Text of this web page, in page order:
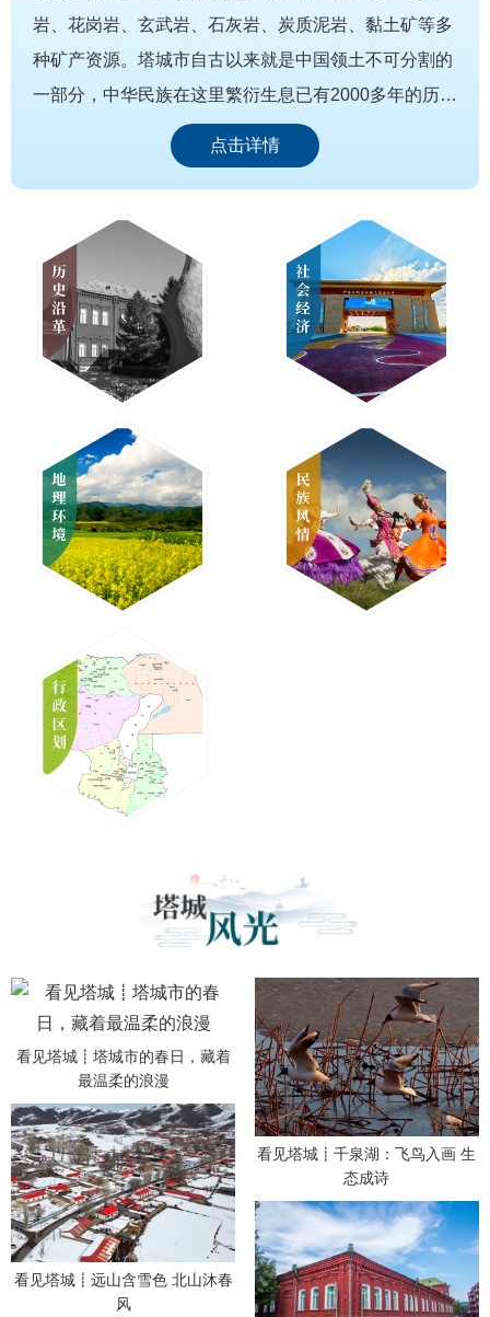
岩、花岗岩、玄武岩、石灰岩、炭质泥岩、黏土矿等多
种矿产资源。塔城市自古以来就是中国领土不可分割的
一部分，中华民族在这里繁衍生息已有2000多年的历
史。五代、辽、宋、金时期(951年-1125年)，塔城市辖
境属辽王朝设立的西…
点击详情
看见塔城┋塔城市的春日，藏着
最温柔的浪漫
看见塔城┋千泉湖：飞鸟入画 生
态成诗
看见塔城┋远山含雪色 北山沐春
风